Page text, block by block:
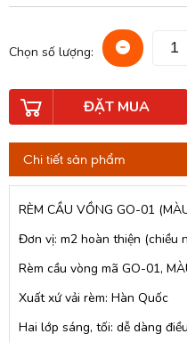
Chọn số lượng:
ĐẶT MUA
Chi tiết sản phẩm
RÈM CẦU VỒNG GO-01
Đơn vị: m2 hoàn thiện (chiều
Rèm cầu vòng mã GO-01,
Xuất xứ vải rèm: Hàn Quốc
Hai lớp sáng, tối: dễ dàng